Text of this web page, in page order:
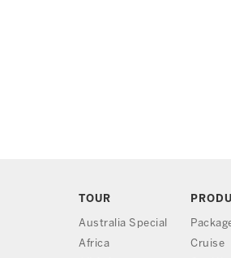
TOUR
Australia Special
Africa
Cruise